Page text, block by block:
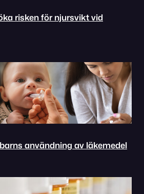
risken för njursvikt vid
användning av läkemedel